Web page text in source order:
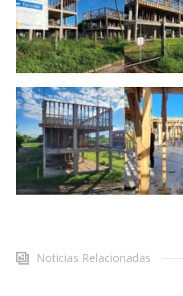
Noticias Relacionadas